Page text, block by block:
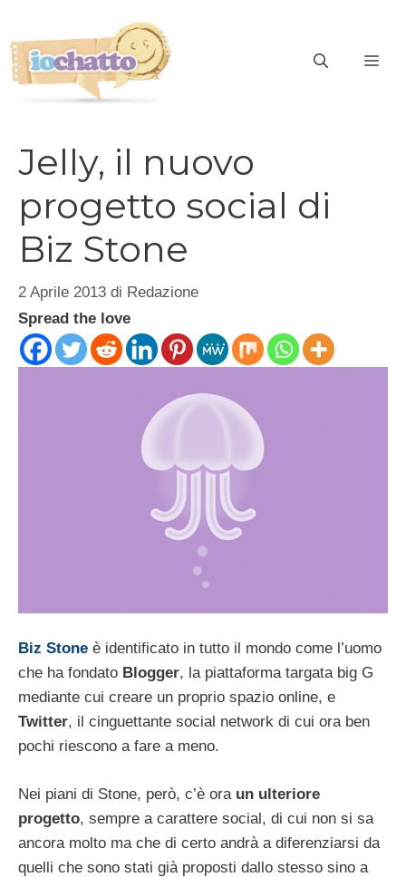
contenuto
Jelly, il nuovo
progetto social di
Biz Stone
2 Aprile 2013 di Redazione
Spread the love
Biz Stone è identificato in tutto il mondo come l’uomo
che ha fondato Blogger, la piattaforma targata big G
mediante cui creare un proprio spazio online, e
Twitter, il cinguettante social network di cui ora ben
pochi riescono a fare a meno.
Nei piani di Stone, però, c’è ora un ulteriore
progetto, sempre a carattere social, di cui non si sa
ancora molto ma che di certo andrà a diferenziarsi da
quelli che sono stati già proposti dallo stesso sino a